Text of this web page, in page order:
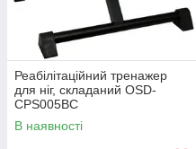
Реабілітаційний тренажер
для ніг, складаний OSD-
CPS005BC
В наявності